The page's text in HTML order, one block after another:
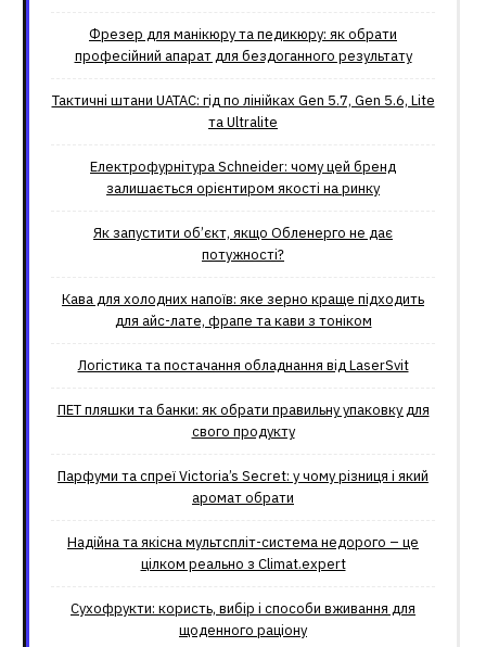
Фрезер для манікюру та педикюру: як обрати
професійний апарат для бездоганного результату
Тактичні штани UATAC: гід по лінійках Gen 5.7, Gen 5.6, Lite
та Ultralite
Електрофурнітура Schneider: чому цей бренд
залишається орієнтиром якості на ринку
Як запустити об’єкт, якщо Обленерго не дає
потужності?
Кава для холодних напоїв: яке зерно краще підходить
для айс-лате, фрапе та кави з тоніком
Логістика та постачання обладнання від LaserSvit
ПЕТ пляшки та банки: як обрати правильну упаковку для
свого продукту
Парфуми та спреї Victoria’s Secret: у чому різниця і який
аромат обрати
Надійна та якісна мультспліт-система недорого – це
цілком реально з Climat.еxpert
Сухофрукти: користь, вибір і способи вживання для
щоденного раціону